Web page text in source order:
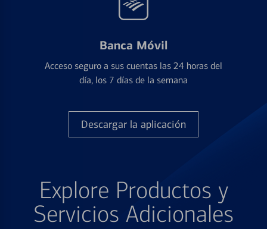
Banca Móvil
Acceso seguro a sus cuentas las 24 horas del
día, los 7 días de la semana
Descargar la aplicación
Explore Productos y
Servicios Adicionales